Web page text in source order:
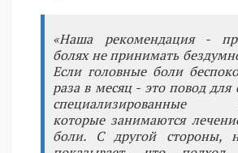
«Наша рекомендация -
болях не принимать
Если головные боли
раза в месяц - это повод
специализированные
которые занимаются
боли. С другой стороны,